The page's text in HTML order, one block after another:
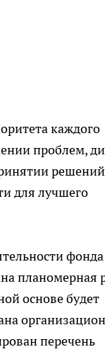
каждого
проблем,
для лучшего
фонда
планомерная
основе будет
перечень